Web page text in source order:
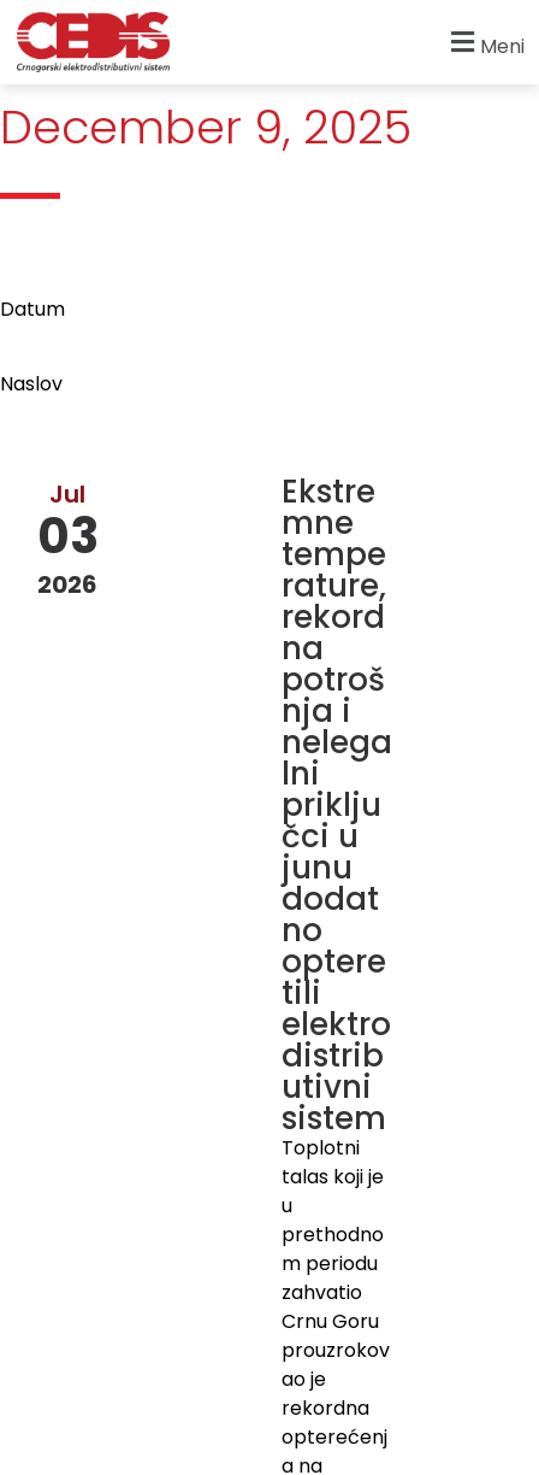
Meni
Početna » Archives for December 9, 2025
December 9, 2025
Datum
Naslov
Jul
03
2026
Ekstre
mne
tempe
rature,
rekord
na
potroš
nja i
nelega
lni
priklju
čci u
junu
dodat
no
optere
tili
elektro
distrib
utivni
sistem
Toplotni
talas koji je
u
prethodno
m periodu
zahvatio
Crnu Goru
prouzrokov
ao je
rekordna
opterećenj
a na